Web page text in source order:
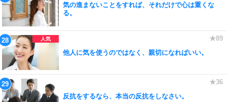
気の進まないことをすれば、それだけで心は重くな
る。
他人に気を使うのではなく、親切になればいい。
反抗をするなら、本当の反抗をしなさい。